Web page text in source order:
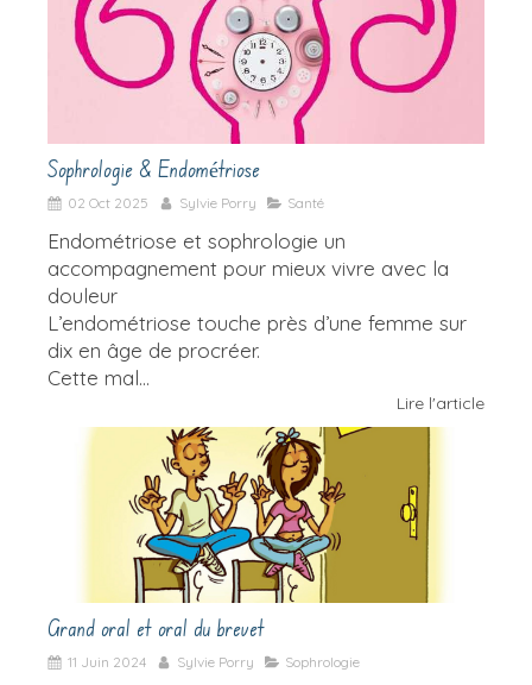
Sophrologie & Endométriose
02 Oct 2025 Sylvie Porry Santé
Endométriose et sophrologie un
accompagnement pour mieux vivre avec la
douleur
L’endométriose touche près d’une femme sur
dix en âge de procréer.
Cette mal...
Lire l'article
Grand oral et oral du brevet
11 Juin 2024 Sylvie Porry Sophrologie